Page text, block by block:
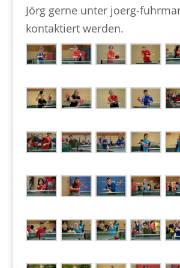
Jörg gerne unter joerg-
kontaktiert werden.